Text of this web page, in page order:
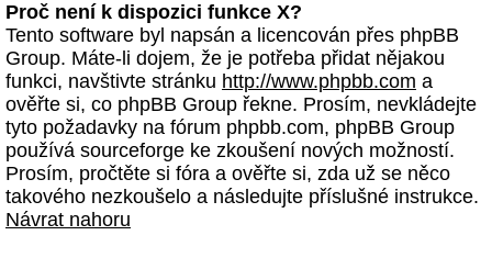
Proč není k dispozici funkce X?
Tento software byl napsán a licencován přes phpBB
Group. Máte-li dojem, že je potřeba přidat nějakou
funkci, navštivte stránku http://www.phpbb.com a
ověřte si, co phpBB Group řekne. Prosím, nevkládejte
tyto požadavky na fórum phpbb.com, phpBB Group
používá sourceforge ke zkoušení nových možností.
Prosím, pročtěte si fóra a ověřte si, zda už se něco
takového nezkoušelo a následujte příslušné instrukce.
Návrat nahoru